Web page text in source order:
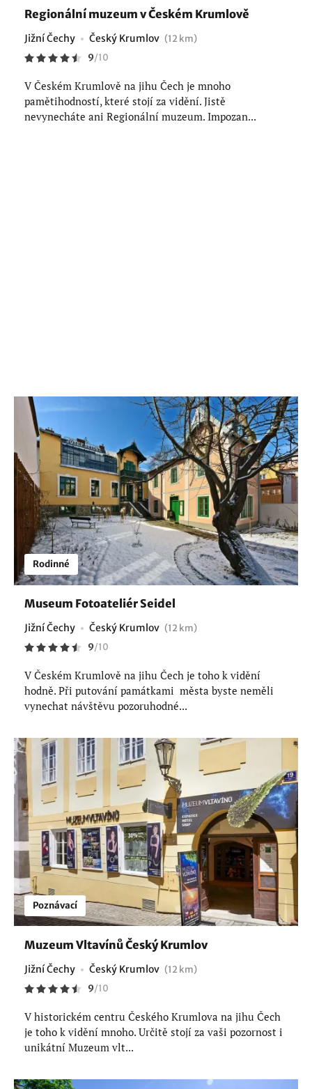
Regionální muzeum v Českém Krumlově
Jižní Čechy Český Krumlov (12 km)
9/10
V Českém Krumlově na jihu Čech je mnoho
pamětihodností, které stojí za vidění. Jistě
nevynecháte ani Regionální muzeum. Impozan...
Rodinné
Museum Fotoateliér Seidel
Jižní Čechy Český Krumlov (12 km)
9/10
V Českém Krumlově na jihu Čech je toho k vidění
hodně. Při putování památkami města byste neměli
vynechat návštěvu pozoruhodné...
Poznávací
Muzeum Vltavínů Český Krumlov
Jižní Čechy Český Krumlov (12 km)
9/10
V historickém centru Českého Krumlova na jihu Čech
je toho k vidění mnoho. Určitě stojí za vaši pozornost i
unikátní Muzeum vlt...